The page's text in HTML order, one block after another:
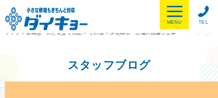
TEL
MENU
トップ
> 岩崎憲一のどんよく日記 > その他 > 伊勢崎市 工場の雨漏り工事
スタッフブログ